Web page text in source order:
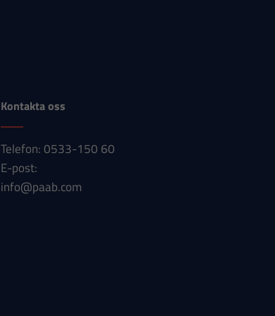
Kontakta oss
Telefon: 0533-150 60
E-post:
info@paab.com